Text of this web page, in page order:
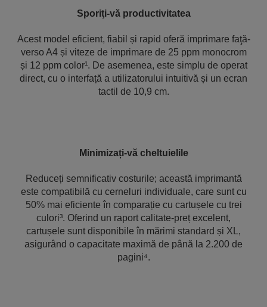
Sporiţi-vă productivitatea
Acest model eficient, fiabil și rapid oferă imprimare faţă-
verso A4 și viteze de imprimare de 25 ppm monocrom
și 12 ppm color¹. De asemenea, este simplu de operat
direct, cu o interfață a utilizatorului intuitivă și un ecran
tactil de 10,9 cm.
Minimizați-vă cheltuielile
Reduceți semnificativ costurile; această imprimantă
este compatibilă cu cerneluri individuale, care sunt cu
50% mai eficiente în comparație cu cartușele cu trei
culori³. Oferind un raport calitate-preț excelent,
cartușele sunt disponibile în mărimi standard și XL,
asigurând o capacitate maximă de până la 2.200 de
pagini⁴.